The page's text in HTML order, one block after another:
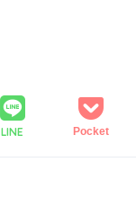
LINE Pocket